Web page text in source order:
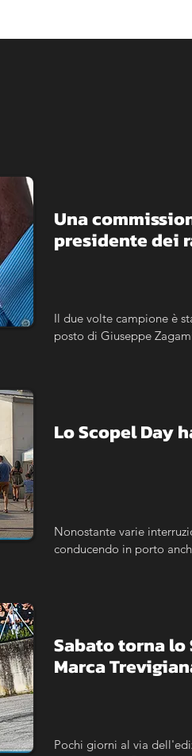
Una
presidente dei
Il due volte campione è
posto di Giuseppe
Lo Scopel Day
Nonostante varie
conducendo in porto
Sabato torna lo
Marca
Pochi giorni al via